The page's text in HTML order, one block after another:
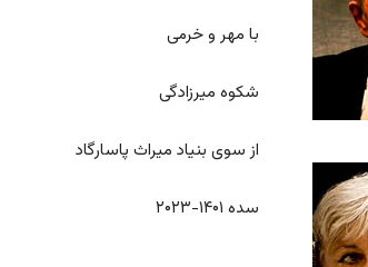
با مهر و خرمی
شکوه میرزادگی
از سوی بنیاد میراث پاسارگاد
سده ۱۴۰۱-۲۰۲۳